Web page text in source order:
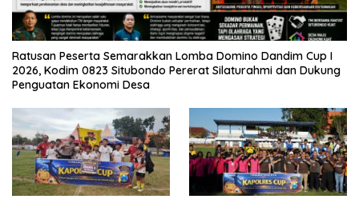
Ratusan Peserta Semarakkan Lomba Domino Dandim Cup I
2026, Kodim 0823 Situbondo Pererat Silaturahmi dan Dukung
Penguatan Ekonomi Desa